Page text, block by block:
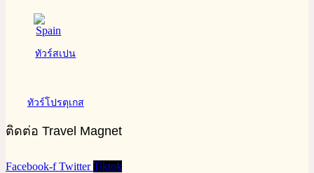
ทัวร์สเปน
ทัวร์โปรตุเกส
ติดต่อ Travel Magnet
Facebook-f Twitter Tiktok